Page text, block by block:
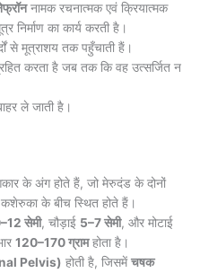
नामक रचनात्मक एवं क्रियात्मक
निर्माण का कार्य करती है।
से मूत्राशय तक पहुँचाती हैं।
करता है जब तक कि वह उत्सर्जित न
ले जाती है।
के अंग होते हैं, जो मेरुदंड के दोनों
के बीच स्थित होते हैं।
सेमी, चौड़ाई 5–7 सेमी, और मोटाई
120–170 ग्रामहोता है।
Pelvis) होती है, जिसमेंचषक